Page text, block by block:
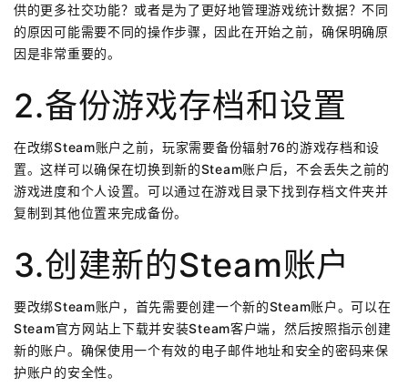
供的更多社交功能？或者是为了更好地管理游戏统计数据？不同
的原因可能需要不同的操作步骤，因此在开始之前，确保明确原
因是非常重要的。
2.备份游戏存档和设置
在改绑Steam账户之前，玩家需要备份辐射76的游戏存档和设
置。这样可以确保在切换到新的Steam账户后，不会丢失之前的
游戏进度和个人设置。可以通过在游戏目录下找到存档文件夹并
复制到其他位置来完成备份。
3.创建新的Steam账户
要改绑Steam账户，首先需要创建一个新的Steam账户。可以在
Steam官方网站上下载并安装Steam客户端，然后按照指示创建
新的账户。确保使用一个有效的电子邮件地址和安全的密码来保
护账户的安全性。